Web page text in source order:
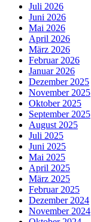
Juli 2026
Juni 2026
Mai 2026
April 2026
März 2026
Februar 2026
Januar 2026
Dezember 2025
November 2025
Oktober 2025
September 2025
August 2025
Juli 2025
Juni 2025
Mai 2025
April 2025
März 2025
Februar 2025
Dezember 2024
November 2024